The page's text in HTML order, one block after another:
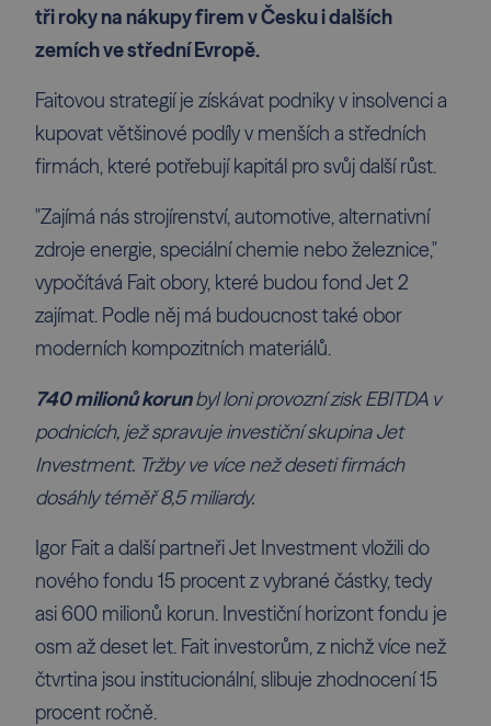
tři roky na nákupy firem v Česku i dalších
zemích ve střední Evropě.
Faitovou strategií je získávat podniky v insolvenci a
kupovat většinové podíly v menších a středních
firmách, které potřebují kapitál pro svůj další růst.
"Zajímá nás strojírenství, automotive, alternativní
zdroje energie, speciální chemie nebo železnice,"
vypočítává Fait obory, které budou fond Jet 2
zajímat. Podle něj má budoucnost také obor
moderních kompozitních materiálů.
740 milionů korunbyl loni provozní zisk EBITDA v
podnicích, jež spravuje investiční skupina Jet
Investment. Tržby ve více než deseti firmách
dosáhly téměř 8,5 miliardy.
Igor Fait a další partneři Jet Investment vložili do
nového fondu 15 procent z vybrané částky, tedy
asi 600 milionů korun. Investiční horizont fondu je
osm až deset let. Fait investorům, z nichž více než
čtvrtina jsou institucionální, slibuje zhodnocení 15
procent ročně.